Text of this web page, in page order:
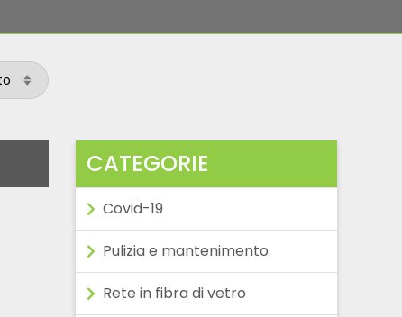
CATEGORIE
Covid-19
Pulizia e mantenimento
Rete in fibra di vetro